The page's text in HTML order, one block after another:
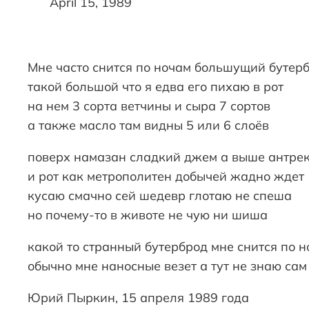
Мне часто снится по ночам большущий
такой большой что я едва его пихаю в рот
на нем 3 сорта ветчины и сыра 7 сортов
а также масло там видны 5 или 6 слоёв
поверх намазан сладкий джем а выше
и рот как метрополитен добычей жадно ждет
кусаю смачно сей шедевр глотаю не спеша
но почему-то в животе не чую ни шиша
какой то странный бутерброд мне снится по
обычно мне наносные везет а тут не знаю сам
Юрий Пыркин, 15 апреля 1989 года